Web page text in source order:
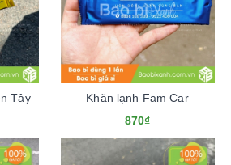
Tây
Khăn lạnh Fam Car
870₫